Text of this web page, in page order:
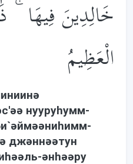
خَالِدِينَ فِيهَا
الْعَظِيمُ
нууруhумм-
джəннəəтун
əнhəəру